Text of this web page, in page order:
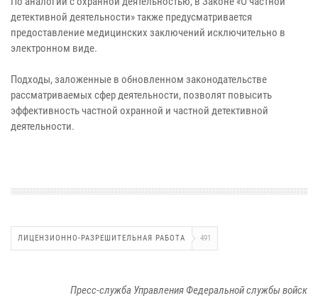
детективной деятельности» также предусматривается
предоставление медицинских заключений исключительно в
электронном виде.
Подходы, заложенные в обновленном законодательстве
рассматриваемых сфер деятельности, позволят повысить
эффективность частной охранной и частной детективной
деятельности.
ЛИЦЕНЗИОННО-РАЗРЕШИТЕЛЬНАЯ РАБОТА 491
Пресс-служба Управления Федеральной службы войск